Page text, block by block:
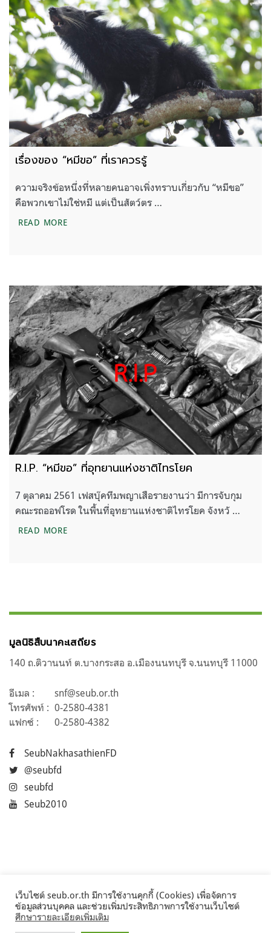
เรื่องของ “หมีขอ”​ ที่เราควรรู้
ความจริงข้อหนึ่งที่หลายคนอาจเพิ่งทราบเกี่ยวกับ “หมีขอ”
คือพวกเขาไม่ใช่หมี แต่เป็นสัตว์ตร …
READ MOREเรื่องของ “หมีขอ”​ ที่เราควรรู้
R.I.P. “หมีขอ” ที่อุทยานแห่งชาติไทรโยค
7 ตุลาคม 2561 เฟสบุ๊คทีมพญาเสือรายงานว่า มีการจับกุม
คณะรถออฟโรด ในพื้นที่อุทยานแห่งชาติไทรโยค จังหวั …
READ MORER.I.P. “หมีขอ” ที่อุทยานแห่งชาติไทรโยค
มูลนิธิสืบนาคะเสถียร
140 ถ.ติวานนท์ ต.บางกระสอ อ.เมืองนนทบุรี จ.นนทบุรี 11000
อีเมล :
snf@seub.or.th
โทรศัพท์ : 0-2580-4381
แฟกซ์ :
0-2580-4382
SeubNakhasathienFD
@seubfd
seubfd
Seub2010
เว็บไซต์ seub.or.th มีการใช้งานคุกกี้ (Cookies) เพื่อจัดการ
ข้อมูลส่วนบุคคล และช่วยเพิ่มประสิทธิภาพการใช้งานเว็บไซต์
ศึกษารายละเอียดเพิ่มเติม